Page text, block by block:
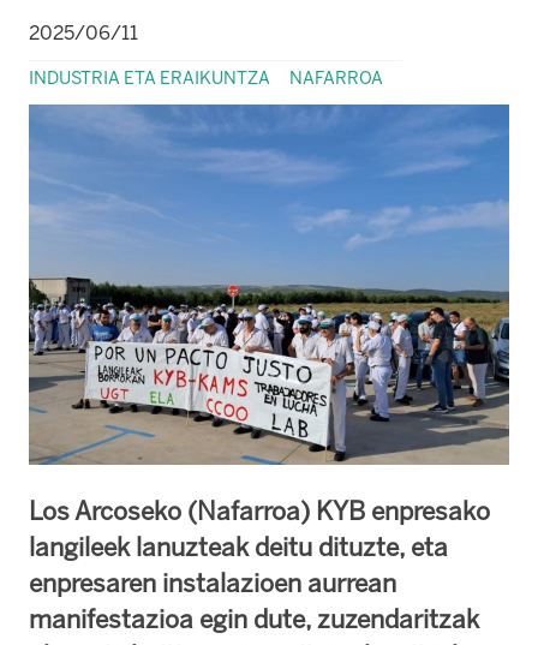
2025/06/11
INDUSTRIA ETA ERAIKUNTZA NAFARROA
Los Arcoseko (Nafarroa) KYB enpresako
langileek lanuzteak deitu dituzte, eta
enpresaren instalazioen aurrean
manifestazioa egin dute, zuzendaritzak